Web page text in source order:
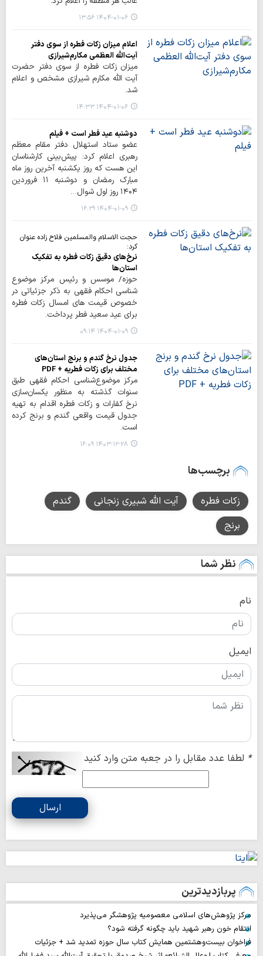
۱۴۰۴-۰۱-۰۶ ۱۳:۵۶
اعلام میزان زکات فطره از سوی دفتر
آیت‌الله العظمی مکارم‌شیرازی
میزان زکات فطره از سوی دفتر حضرت
آیت الله مکارم شیرازی مشخص و اعلام
شد.
۱۴۰۴-۰۱-۰۶ ۱۴:۳۳
دوشنبه عید فطر است + فیلم
عضو ستاد استهلال دفتر مقام معظم
رهبری اعلام کرد: پیش‌بینی کارشناسان
این هست که روز یکشنبه آخرین روز ماه
مبارک رمضان و دوشنبه ۱۱ فروردین
۱۴۰۴ روز اول شوال…
۱۴۰۴-۰۱-۰۹ ۱۶:۲۹
حجت الاسلام والمسلمین فلاح زاده عنوان
کرد:
نرخ‌های دقیق زکات فطره به تفکیک
استان‌ها
حوزه/ موسس و رئیس مرکز موضوع
شناسی احکام فقهی به ذکر جزئیاتی در
خصوص قیمت های امسال زکات فطره
برای عید سعید فطر پرداخت.
۱۴۰۴-۰۱-۰۹ ۰۹:۱۴
جدول نرخ گندم و برنج استان‌های
مختلف برای زکات فطریه + PDF
مرکز موضوع‌شناسی احکام فقهی طبق
سنوات گذشته به منظور یکسان‌سازی
نرخ کفارات و زکات فطره اقدام به تهیه
جدول قیمت واقعی گندم و برنج کرده
است.
۱۴۰۳-۱۲-۲۸ ۱۶:۰۹
برچسب‌ها
زکات فطره آیت الله شبیری زنجانی
گندم
برنج
نظر شما
نام
ایمیل
* لطفا عدد مقابل را در جعبه متن وارد کنید
ارسال
پربازدیدترین
مرکز پژوهش‌های اسلامی معصومیه پژوهشگر می‌پذیرد
انتقام خون رهبر شهید باید چگونه گرفته شود؟
فراخوان بیست‌وهشتمین همایش کتاب سال حوزه تمدید شد + جزئیات